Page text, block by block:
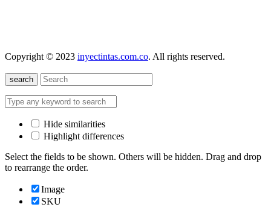
Copyright © 2023 inyectintas.com.co. All rights reserved.
search
Hide similarities
Highlight differences
Select the fields to be shown. Others will be hidden. Drag and drop
to rearrange the order.
Image
SKU